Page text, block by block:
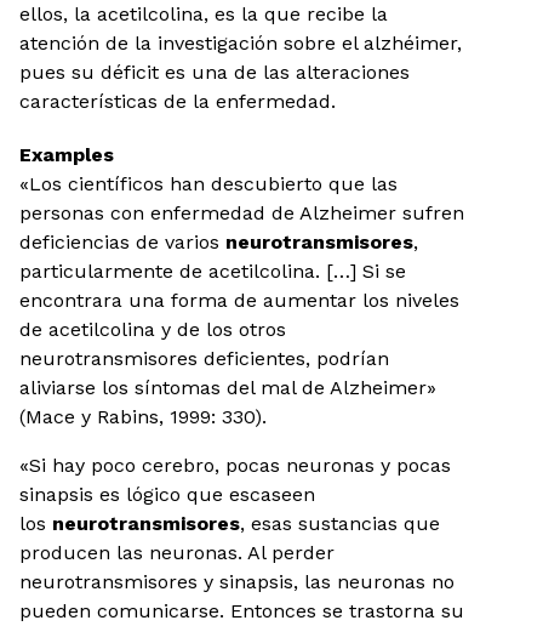
ellos, la acetilcolina, es la que recibe la
atención de la investigación sobre el alzhéimer,
pues su déficit es una de las alteraciones
características de la enfermedad.
Examples
«Los científicos han descubierto que las
personas con enfermedad de Alzheimer sufren
deficiencias de varios neurotransmisores,
particularmente de acetilcolina. […] Si se
encontrara una forma de aumentar los niveles
de acetilcolina y de los otros
neurotransmisores deficientes, podrían
aliviarse los síntomas del mal de Alzheimer»
(Mace y Rabins, 1999: 330).
«Si hay poco cerebro, pocas neuronas y pocas
sinapsis es lógico que escaseen
los neurotransmisores, esas sustancias que
producen las neuronas. Al perder
neurotransmisores y sinapsis, las neuronas no
pueden comunicarse. Entonces se trastorna su